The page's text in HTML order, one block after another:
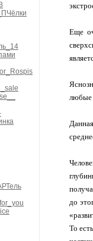
Еще
любые
до
То